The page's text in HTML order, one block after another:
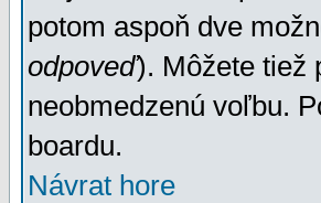
potom aspoň dve
odpoveď). Môžete tiež
neobmedzenú voľbu.
boardu.
Návrat hore